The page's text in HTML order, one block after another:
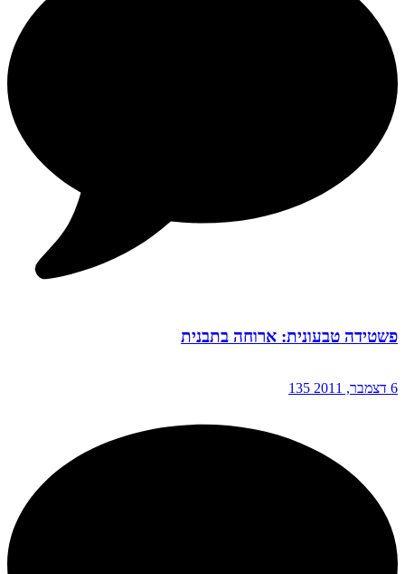
פשטידה טבעונית: ארוחה בתבנית
6 דצמבר, 2011 135